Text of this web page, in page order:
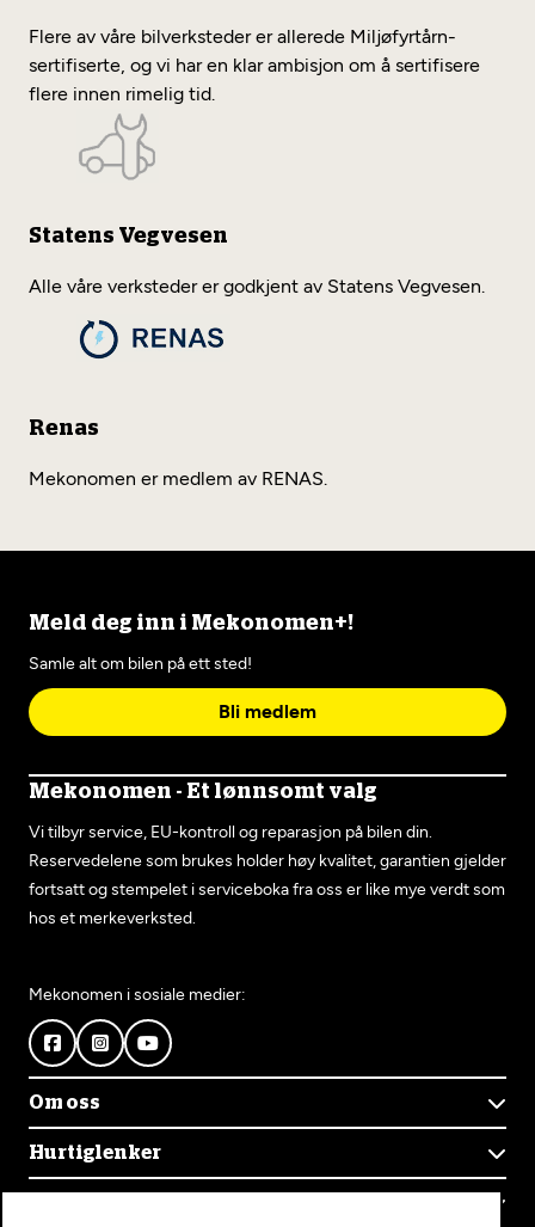
Flere av våre bilverksteder er allerede Miljøfyrtårn-
sertifiserte, og vi har en klar ambisjon om å sertifisere
flere innen rimelig tid.
Statens Vegvesen
Alle våre verksteder er godkjent av Statens Vegvesen.
Renas
Mekonomen er medlem av RENAS.
Meld deg inn i Mekonomen+!
Samle alt om bilen på ett sted!
Bli medlem
Mekonomen - Et lønnsomt valg
Vi tilbyr service, EU-kontroll og reparasjon på bilen din.
Reservedelene som brukes holder høy kvalitet, garantien gjelder
fortsatt og stempelet i serviceboka fra oss er like mye verdt som
hos et merkeverksted.
Mekonomen i sosiale medier:
Om oss
Om Mekonomen
Mekonomens historie
Jobb i Mekonomen
Hurtiglenker
Finn verksted